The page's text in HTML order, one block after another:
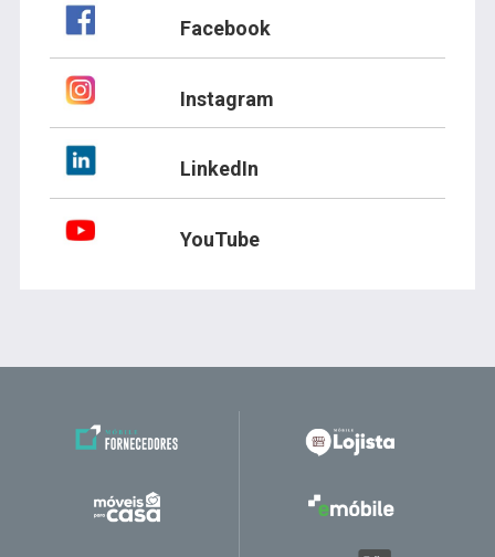
Facebook
Instagram
LinkedIn
YouTube